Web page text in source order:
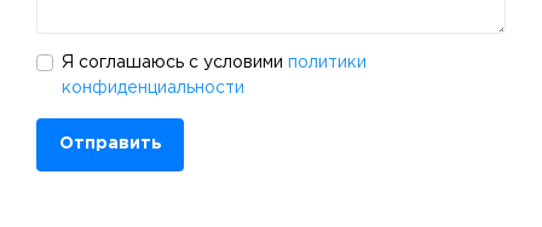
Я соглашаюсь с условими политики
конфиденциальности
Отправить